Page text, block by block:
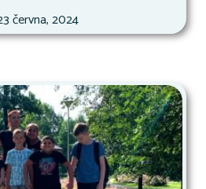
června, 2024